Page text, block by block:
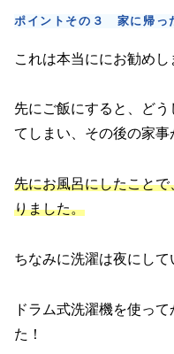
ポイントその３ 家に帰っ
これは本当ににお勧めし
先にご飯にすると、ど
てしまい、その後の家事
先にお風呂にしたこと
りました。
ちなみに洗濯は夜にして
ドラム式洗濯機を使っ
た！